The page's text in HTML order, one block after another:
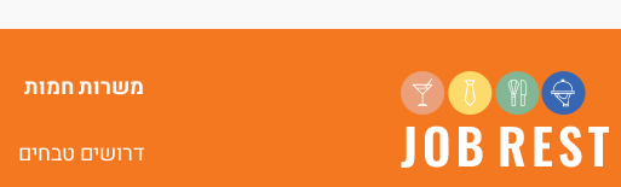
משרות חמות
דרושים טבחים